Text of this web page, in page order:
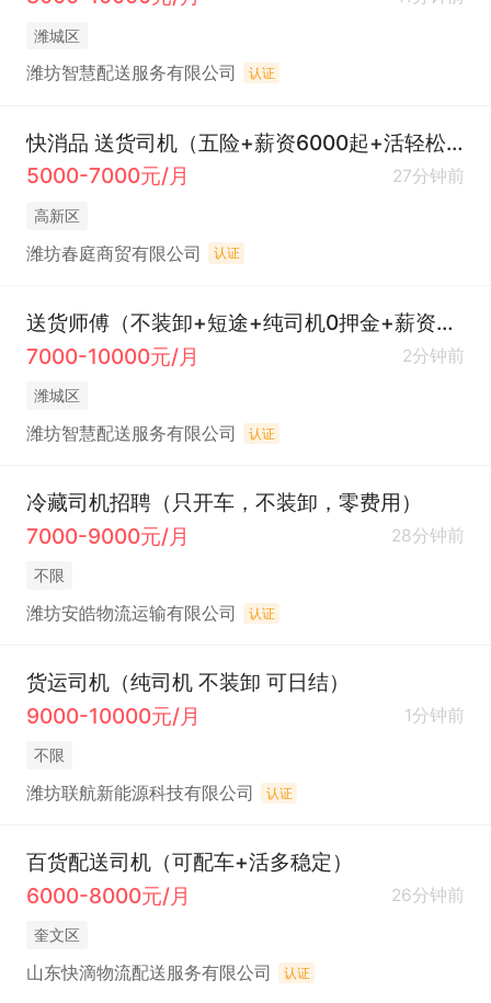
潍城区
潍坊智慧配送服务有限公司 认证
快消品 送货司机（五险+薪资6000起+活轻松不累）
5000-7000元/月
27分钟前
高新区
潍坊春庭商贸有限公司 认证
送货师傅（不装卸+短途+纯司机0押金+薪资7000+）
7000-10000元/月
2分钟前
潍城区
潍坊智慧配送服务有限公司 认证
冷藏司机招聘（只开车，不装卸，零费用）
7000-9000元/月
28分钟前
不限
潍坊安皓物流运输有限公司 认证
货运司机（纯司机 不装卸 可日结）
9000-10000元/月
1分钟前
不限
潍坊联航新能源科技有限公司 认证
百货配送司机（可配车+活多稳定）
6000-8000元/月
26分钟前
奎文区
山东快滴物流配送服务有限公司 认证